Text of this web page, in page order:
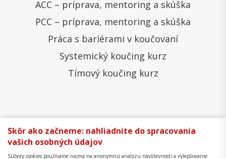
ACC – príprava, mentoring a skúška
PCC – príprava, mentoring a skúška
Práca s bariérami v koučovaní
Systemický koučing kurz
Tímový koučing kurz
Všeobecné obchodné podmienky
Správa cookies
Ochrana osobných údajov
Skôr ako začneme: nahliadnite do spracovania
vašich osobných údajov
Súbory cookies používame najmä na anonymnú analýzu návštevnosti a vylepšovanie